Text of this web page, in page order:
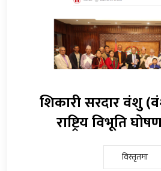
शिकारी सरदार वंशु
राष्ट्रिय विभूति
विस्तृतमा